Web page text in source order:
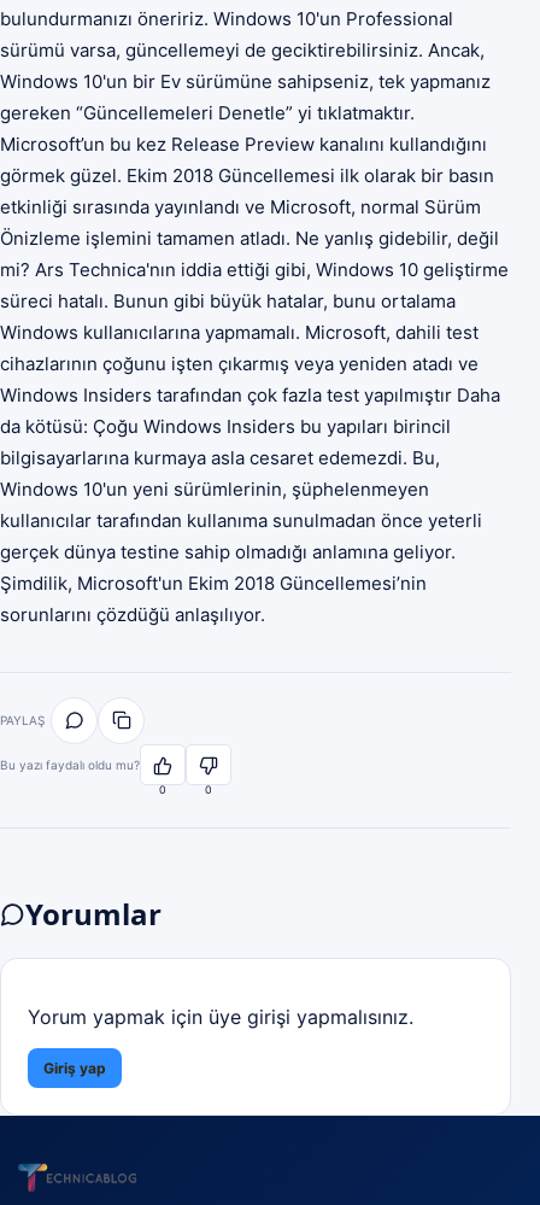
bulundurmanızı öneririz. Windows 10'un Professional
sürümü varsa, güncellemeyi de geciktirebilirsiniz. Ancak,
Windows 10'un bir Ev sürümüne sahipseniz, tek yapmanız
gereken “Güncellemeleri Denetle” yi tıklatmaktır.
Microsoft’un bu kez Release Preview kanalını kullandığını
görmek güzel. Ekim 2018 Güncellemesi ilk olarak bir basın
etkinliği sırasında yayınlandı ve Microsoft, normal Sürüm
Önizleme işlemini tamamen atladı. Ne yanlış gidebilir, değil
mi? Ars Technica'nın iddia ettiği gibi, Windows 10 geliştirme
süreci hatalı. Bunun gibi büyük hatalar, bunu ortalama
Windows kullanıcılarına yapmamalı. Microsoft, dahili test
cihazlarının çoğunu işten çıkarmış veya yeniden atadı ve
Windows Insiders tarafından çok fazla test yapılmıştır Daha
da kötüsü: Çoğu Windows Insiders bu yapıları birincil
bilgisayarlarına kurmaya asla cesaret edemezdi. Bu,
Windows 10'un yeni sürümlerinin, şüphelenmeyen
kullanıcılar tarafından kullanıma sunulmadan önce yeterli
gerçek dünya testine sahip olmadığı anlamına geliyor.
Şimdilik, Microsoft'un Ekim 2018 Güncellemesi’nin
sorunlarını çözdüğü anlaşılıyor.
PAYLAŞ
Bu yazı faydalı oldu mu?
0 0
Yorumlar
Yorum yapmak için üye girişi yapmalısınız.
Giriş yap